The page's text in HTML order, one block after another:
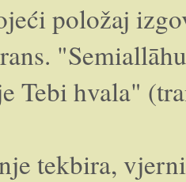
položaj
Tebi hvala"
tekbira,